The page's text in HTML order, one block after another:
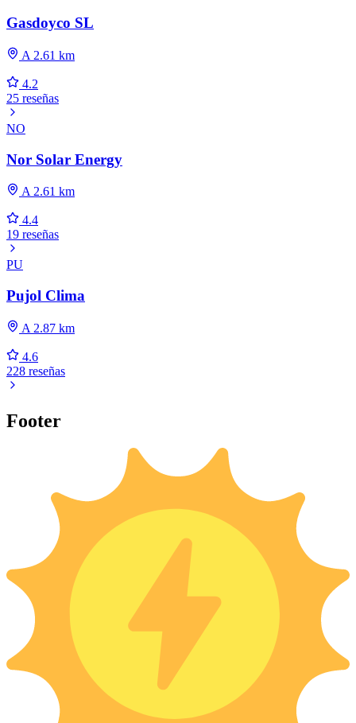
Gasdoyco SL
A 2.61 km
4.2
25 reseñas
NO
Nor Solar Energy
A 2.61 km
4.4
19 reseñas
PU
Pujol Clima
A 2.87 km
4.6
228 reseñas
Footer